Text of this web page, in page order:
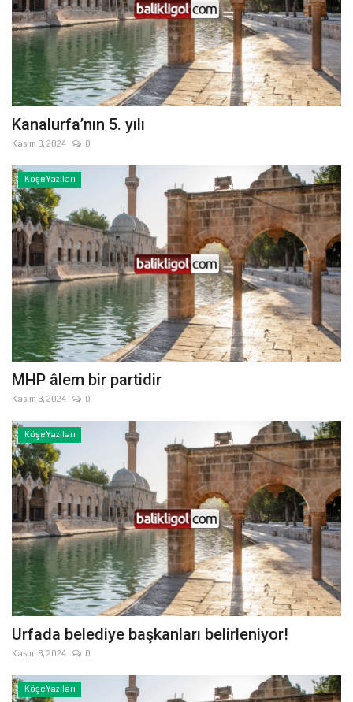
Kanalurfa’nın 5. yılı
Kasım 8, 2024 0
Köşe Yazıları
MHP âlem bir partidir
Kasım 8, 2024 0
Köşe Yazıları
Urfada belediye başkanları belirleniyor!
Kasım 8, 2024 0
Köşe Yazıları